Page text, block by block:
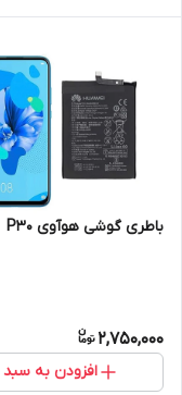
باطری گوشی هوآوی P30
2,750,000
افزودن به سبد